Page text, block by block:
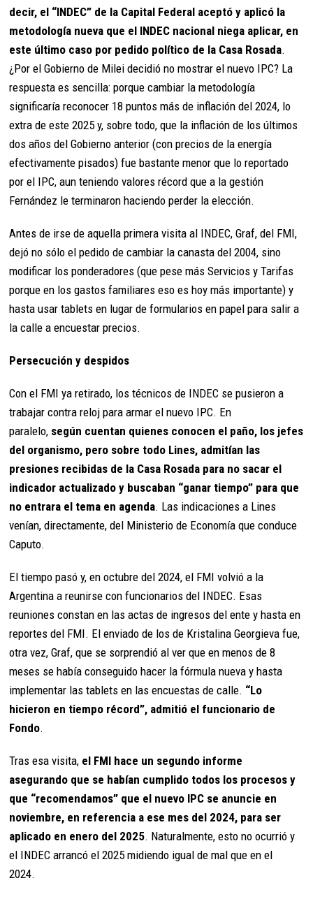
decir, el “INDEC” de la Capital Federal aceptó y aplicó la
metodología nueva que el INDEC nacional niega aplicar, en
este último caso por pedido político de la Casa Rosada.
¿Por el Gobierno de Milei decidió no mostrar el nuevo IPC? La
respuesta es sencilla: porque cambiar la metodología
significaría reconocer 18 puntos más de inflación del 2024, lo
extra de este 2025 y, sobre todo, que la inflación de los últimos
dos años del Gobierno anterior (con precios de la energía
efectivamente pisados) fue bastante menor que lo reportado
por el IPC, aun teniendo valores récord que a la gestión
Fernández le terminaron haciendo perder la elección.
Antes de irse de aquella primera visita al INDEC, Graf, del FMI,
dejó no sólo el pedido de cambiar la canasta del 2004, sino
modificar los ponderadores (que pese más Servicios y Tarifas
porque en los gastos familiares eso es hoy más importante) y
hasta usar tablets en lugar de formularios en papel para salir a
la calle a encuestar precios.
Persecución y despidos
Con el FMI ya retirado, los técnicos de INDEC se pusieron a
trabajar contra reloj para armar el nuevo IPC. En
paralelo, según cuentan quienes conocen el paño, los jefes
del organismo, pero sobre todo Lines, admitían las
presiones recibidas de la Casa Rosada para no sacar el
indicador actualizado y buscaban “ganar tiempo” para que
no entrara el tema en agenda. Las indicaciones a Lines
venían, directamente, del Ministerio de Economía que conduce
Caputo.
El tiempo pasó y, en octubre del 2024, el FMI volvió a la
Argentina a reunirse con funcionarios del INDEC. Esas
reuniones constan en las actas de ingresos del ente y hasta en
reportes del FMI. El enviado de los de Kristalina Georgieva fue,
otra vez, Graf, que se sorprendió al ver que en menos de 8
meses se había conseguido hacer la fórmula nueva y hasta
implementar las tablets en las encuestas de calle. “Lo
hicieron en tiempo récord”, admitió el funcionario de
Fondo.
Tras esa visita, el FMI hace un segundo informe
asegurando que se habían cumplido todos los procesos y
que “recomendamos” que el nuevo IPC se anuncie en
noviembre, en referencia a ese mes del 2024, para ser
aplicado en enero del 2025. Naturalmente, esto no ocurrió y
el INDEC arrancó el 2025 midiendo igual de mal que en el
2024.